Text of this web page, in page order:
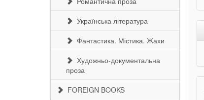
Українська література
Фантастика. Містика. Жахи
Художньо-документальна
проза
FOREIGN BOOKS